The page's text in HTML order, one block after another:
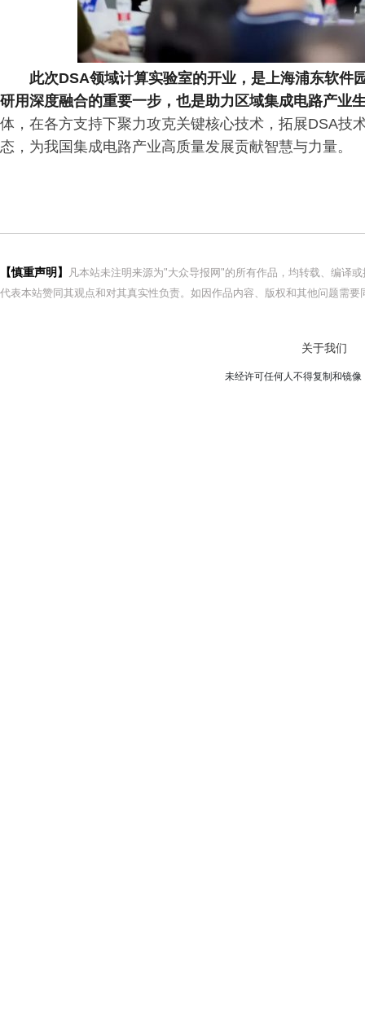
此次DSA领域计算实验室的开业，是上海浦东软件
研用深度融合的重要一步，也是助力区域集成电路产业
体，在各方支持下聚力攻克关键核心技术，拓展DSA技
态，为我国集成电路产业高质量发展贡献智慧与力量。
【慎重声明】
凡本站未注明来源为"大众导报网"的所有作品，均转载、编译
代表本站赞同其观点和对其真实性负责。如因作品内容、版权和其他问题需
关于我们
未经许可任何人不得复制和镜